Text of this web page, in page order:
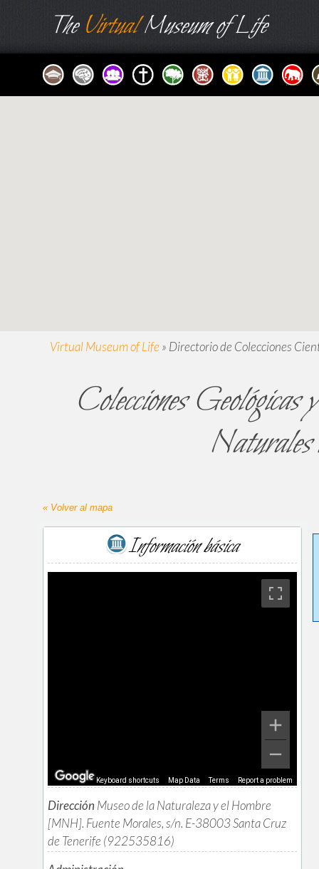
TheVirtualMuseum of Life
Virtual Museum of Life » Directorio de Colecciones
Colecciones Geológicas
« Volver al mapa
Información básica
Keyboard shortcuts Map Data Terms Report a problem
Dirección Museo de la Naturaleza y el Hombre
[MNH]. Fuente Morales, s/n. E-38003 Santa Cruz
de Tenerife (922535816)